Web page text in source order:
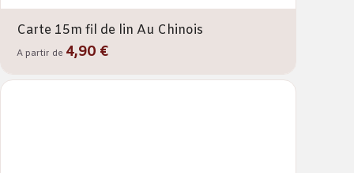
Carte 15m fil de lin Au Chinois
A partir de 4,90 €